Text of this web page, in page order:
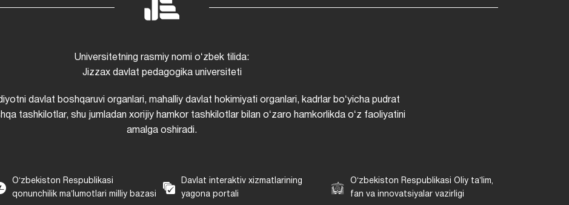
Universitetning rasmiy nomi oʻzbek tilida:
Jizzax davlat pedagogika universiteti
davlat boshqaruvi organlari, mahalliy davlat hokimiyati organlari, kadrlar boʻyicha pudrat
tashkilotlar, shu jumladan xorijiy hamkor tashkilotlar bilan oʻzaro hamkorlikda oʻz faoliyatini
amalga oshiradi.
Oʻzbekiston Respublikasi
qonunchilik maʼlumotlari milliy bazasi
Davlat interaktiv xizmatlarining
yagona portali
Oʻzbekiston Respublikasi Oliy taʼlim,
fan va innovatsiyalar vazirligi